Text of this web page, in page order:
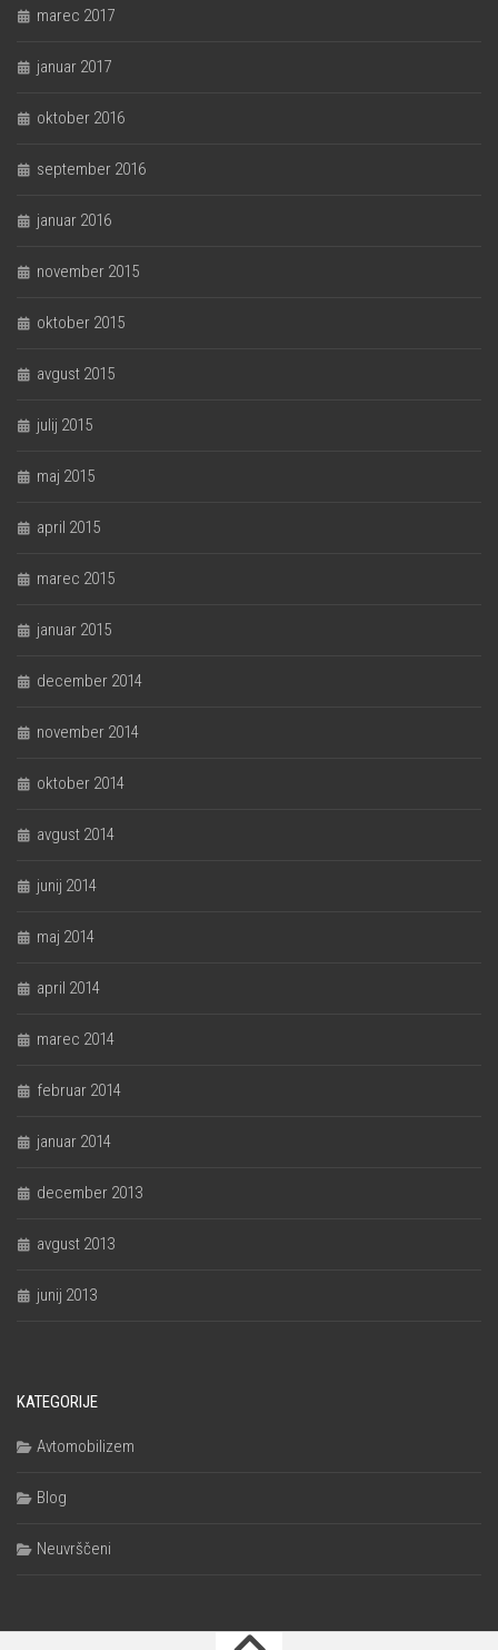
marec 2017
januar 2017
oktober 2016
september 2016
januar 2016
november 2015
oktober 2015
avgust 2015
julij 2015
maj 2015
april 2015
marec 2015
januar 2015
december 2014
november 2014
oktober 2014
avgust 2014
junij 2014
maj 2014
april 2014
marec 2014
februar 2014
januar 2014
december 2013
avgust 2013
junij 2013
KATEGORIJE
Avtomobilizem
Blog
Neuvrščeni